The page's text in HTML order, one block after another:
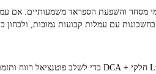
מסחר והשפעת הספראד משמעותיים. אם
עם עמלות קבועות נמוכות, ולבחון